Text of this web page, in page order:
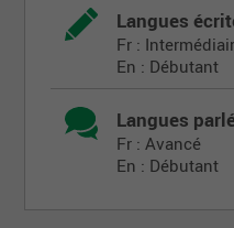
Langues
Fr :
En : Débutant
Langues
Fr : Avancé
En : Débutant